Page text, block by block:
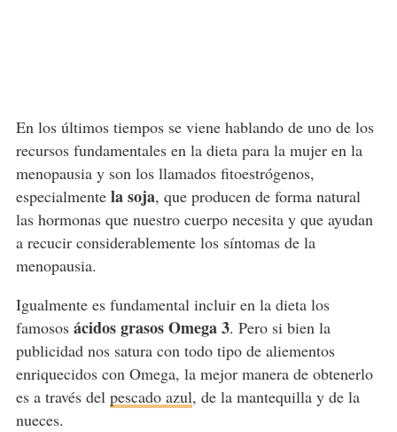
En los últimos tiempos se viene hablando de uno de los
recursos fundamentales en la dieta para la mujer en la
menopausia y son los llamados fitoestrógenos,
especialmentela soja, que producen de forma natural
las hormonas que nuestro cuerpo necesita y que ayudan
a recucir considerablemente los síntomas de la
menopausia.
Igualmente es fundamental incluir en la dieta los
famosos ácidos grasos Omega 3. Pero si bien la
publicidad nos satura con todo tipo de aliementos
enriquecidos con Omega, la mejor manera de obtenerlo
es a través del pescado azul, de la mantequilla y de la
nueces.